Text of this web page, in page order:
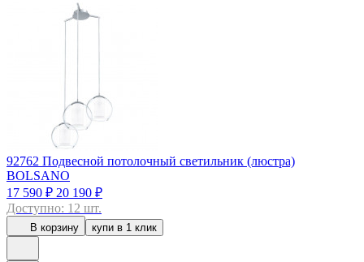
92762 Подвесной потолочный светильник (люстра)
BOLSANO
17 590 ₽ 20 190 ₽
Доступно: 12 шт.
В корзину купи в 1 клик